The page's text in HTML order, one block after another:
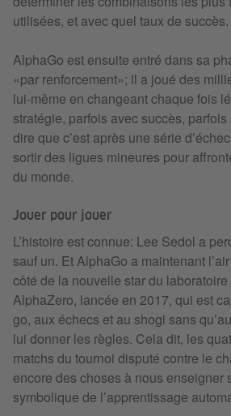
utilisées, et avec quel taux de succès.
AlphaGo est ensuite entré dans sa
«par renforcement»; il a joué des
lui-même en changeant chaque fois
stratégie, parfois avec succès,
dire que c’est après une série
sortir des ligues mineures pour
du monde.
Jouer pour jouer
L’histoire est connue: Lee Sedol a
sauf un. Et AlphaGo a maintenant
côté de la nouvelle star du
AlphaZero, lancée en 2017, qui est
go, aux échecs et au shogi sans
lui donner les règles. Cela dit, les
matchs du tournoi disputé contre le
encore des choses à nous enseigner
symbolique de l’apprentissage